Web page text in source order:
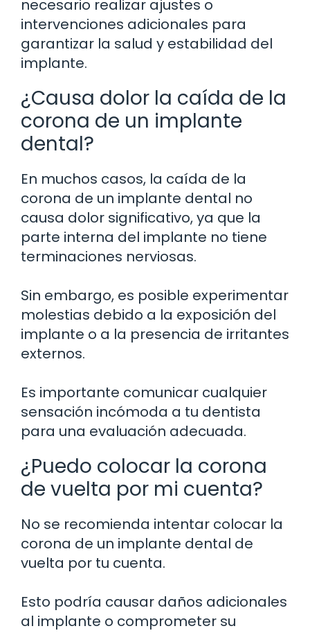
necesario realizar ajustes o
intervenciones adicionales para
garantizar la salud y estabilidad del
implante.
¿Causa dolor la caída de la
corona de un implante
dental?
En muchos casos, la caída de la
corona de un implante dental no
causa dolor significativo, ya que la
parte interna del implante no tiene
terminaciones nerviosas.
Sin embargo, es posible experimentar
molestias debido a la exposición del
implante o a la presencia de irritantes
externos.
Es importante comunicar cualquier
sensación incómoda a tu dentista
para una evaluación adecuada.
¿Puedo colocar la corona
de vuelta por mi cuenta?
No se recomienda intentar colocar la
corona de un implante dental de
vuelta por tu cuenta.
Esto podría causar daños adicionales
al implante o comprometer su